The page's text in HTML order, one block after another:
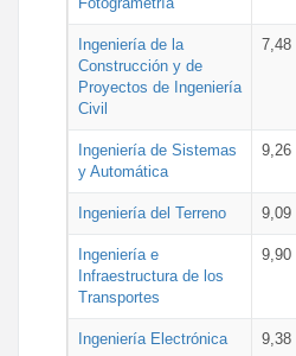
Ingeniería de la
Construcción y de
Proyectos de Ingeniería
Civil
7,48
Ingeniería de Sistemas
y Automática
9,26
Ingeniería del Terreno 9,09
Ingeniería e
Infraestructura de los
Transportes
9,90
Ingeniería Electrónica 9,38